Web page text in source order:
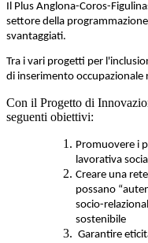
Il Plus Anglona-Coros-
settore della
svantaggiati.
Tra i vari progetti per
di inserimento
Con il Progetto di
seguenti obiettivi:
Promuovere i
lavorativa
Creare una
possano
socio-
sostenibile
Garantire